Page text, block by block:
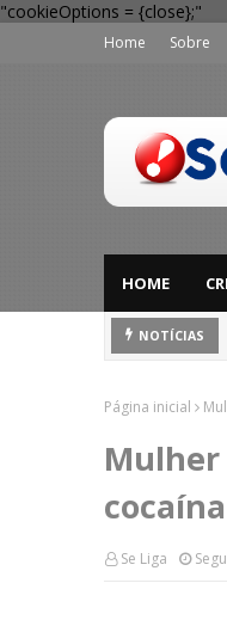
"cookieOptions = {close};"
Home Sobre
HOME
NOTÍCIAS
Página inicial
Mulher
Se Liga